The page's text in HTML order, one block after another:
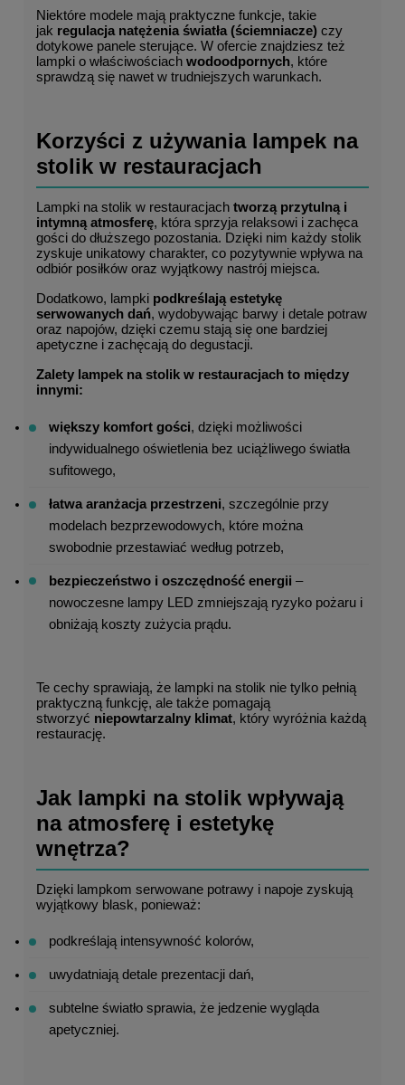
Niektóre modele mają praktyczne funkcje, takie
jak regulacja natężenia światła (ściemniacze) czy
dotykowe panele sterujące. W ofercie znajdziesz też
lampki o właściwościach wodoodpornych, które
sprawdzą się nawet w trudniejszych warunkach.
Korzyści z używania lampek na
stolik w restauracjach
Lampki na stolik w restauracjach tworzą przytulną i
intymną atmosferę, która sprzyja relaksowi i zachęca
gości do dłuższego pozostania. Dzięki nim każdy stolik
zyskuje unikatowy charakter, co pozytywnie wpływa na
odbiór posiłków oraz wyjątkowy nastrój miejsca.
Dodatkowo, lampki podkreślają estetykę
serwowanych dań, wydobywając barwy i detale potraw
oraz napojów, dzięki czemu stają się one bardziej
apetyczne i zachęcają do degustacji.
Zalety lampek na stolik w restauracjach to między
innymi:
większy komfort gości, dzięki możliwości
indywidualnego oświetlenia bez uciążliwego światła
sufitowego,
łatwa aranżacja przestrzeni, szczególnie przy
modelach bezprzewodowych, które można
swobodnie przestawiać według potrzeb,
bezpieczeństwo i oszczędność energii –
nowoczesne lampy LED zmniejszają ryzyko pożaru i
obniżają koszty zużycia prądu.
Te cechy sprawiają, że lampki na stolik nie tylko pełnią
praktyczną funkcję, ale także pomagają
stworzyć niepowtarzalny klimat, który wyróżnia każdą
restaurację.
Jak lampki na stolik wpływają
na atmosferę i estetykę
wnętrza?
Dzięki lampkom serwowane potrawy i napoje zyskują
wyjątkowy blask, ponieważ:
podkreślają intensywność kolorów,
uwydatniają detale prezentacji dań,
subtelne światło sprawia, że jedzenie wygląda
apetyczniej.